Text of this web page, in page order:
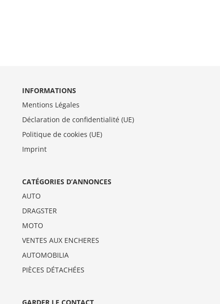
INFORMATIONS
Mentions Légales
Déclaration de confidentialité (UE)
Politique de cookies (UE)
Imprint
CATÉGORIES D’ANNONCES
AUTO
DRAGSTER
MOTO
VENTES AUX ENCHERES
AUTOMOBILIA
PIÈCES DÉTACHÉES